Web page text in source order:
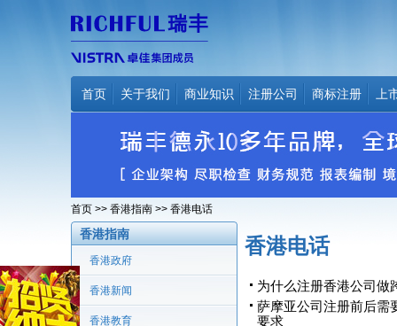
首页 关于我们 商业知识 注册公司 商标注册 上
首页 >> 香港指南 >> 香港电话
香港指南
香港政府
香港新闻
香港教育
香港电话
为什么注册香港公司做
萨摩亚公司注册前后需
要求